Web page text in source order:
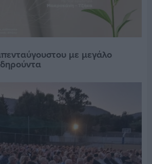
με μεγάλο